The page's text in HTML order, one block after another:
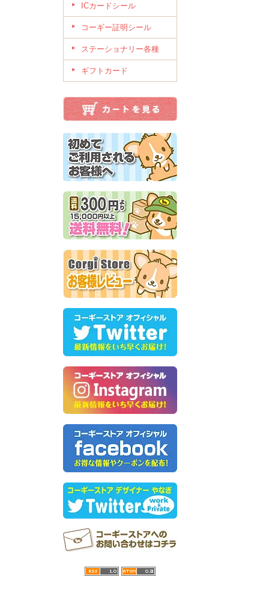
ICカードシール
コーギー証明シール
ステーショナリー各種
ギフトカード